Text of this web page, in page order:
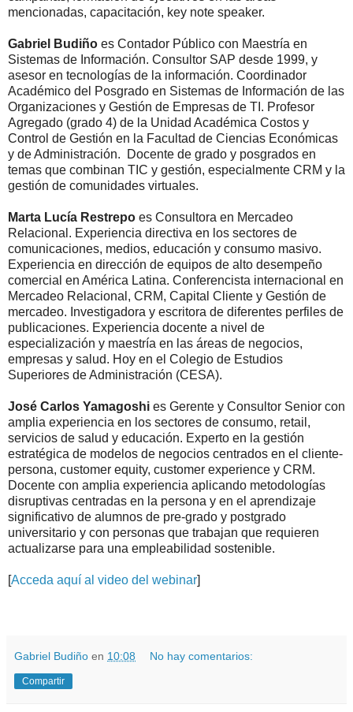
mencionadas, capacitación, key note speaker.
Gabriel Budiño es Contador Público con Maestría en
Sistemas de Información. Consultor SAP desde 1999, y
asesor en tecnologías de la información. Coordinador
Académico del Posgrado en Sistemas de Información de las
Organizaciones y Gestión de Empresas de TI. Profesor
Agregado (grado 4) de la Unidad Académica Costos y
Control de Gestión en la Facultad de Ciencias Económicas
y de Administración. Docente de grado y posgrados en
temas que combinan TIC y gestión, especialmente CRM y la
gestión de comunidades virtuales.
Marta Lucía Restrepo es Consultora en Mercadeo
Relacional. Experiencia directiva en los sectores de
comunicaciones, medios, educación y consumo masivo.
Experiencia en dirección de equipos de alto desempeño
comercial en América Latina. Conferencista internacional en
Mercadeo Relacional, CRM, Capital Cliente y Gestión de
mercadeo. Investigadora y escritora de diferentes perfiles de
publicaciones. Experiencia docente a nivel de
especialización y maestría en las áreas de negocios,
empresas y salud. Hoy en el Colegio de Estudios
Superiores de Administración (CESA).
José Carlos Yamagoshi es Gerente y Consultor Senior con
amplia experiencia en los sectores de consumo, retail,
servicios de salud y educación. Experto en la gestión
estratégica de modelos de negocios centrados en el cliente-
persona, customer equity, customer experience y CRM.
Docente con amplia experiencia aplicando metodologías
disruptivas centradas en la persona y en el aprendizaje
significativo de alumnos de pre-grado y postgrado
universitario y con personas que trabajan que requieren
actualizarse para una empleabilidad sostenible.
[Acceda aquí al video del webinar]
Gabriel Budiño en 10:08 No hay comentarios:
Compartir